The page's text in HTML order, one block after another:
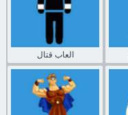
العاب قتال